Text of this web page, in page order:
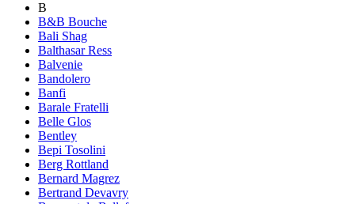
B
B&B Bouche
Bali Shag
Balthasar Ress
Balvenie
Bandolero
Banfi
Barale Fratelli
Belle Glos
Bentley
Bepi Tosolini
Berg Rottland
Bernard Magrez
Bertrand Devavry